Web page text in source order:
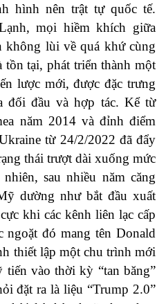
hình nên trật tự quốc tế.
mọi hiềm khích giữa
không lùi về quá khứ cùng
tồn tại, phát triển thành một
lược mới, được đặc trưng
đối đầu và hợp tác. Kể từ
năm 2014 và đỉnh điểm
từ 24/2/2022 đã đẩy
thái trượt dài xuống mức
sau nhiều năm căng
dường như bắt đầu xuất
khi các kênh liên lạc cấp
ngoặt đó mang tên Donald
thiết lập một chu trình mới
vào thời kỳ “tan băng”
đặt ra là liệu “Trump 2.0”